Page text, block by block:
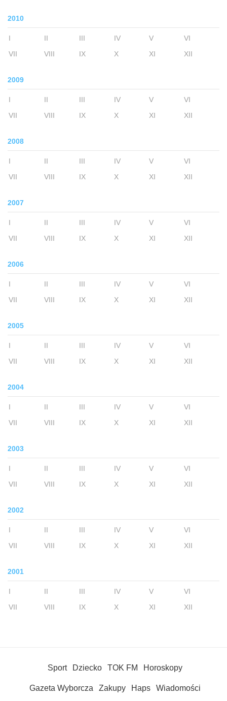
2010
I II III IV V
VI
VII
VIII IX X XI XII
2009
I II III IV V
VI
VII
VIII IX X XI XII
2008
I II III IV V
VI
VII
VIII IX X XI XII
2007
I II III IV V
VI
VII
VIII IX X XI XII
2006
I II III IV V
VI
VII
VIII IX X XI XII
2005
I II III IV V
VI
VII
VIII IX X XI XII
2004
I II III IV V
VI
VII
VIII IX X XI XII
2003
I II III IV V
VI
VII
VIII IX X XI XII
2002
I II III IV V
VI
VII
VIII IX X XI XII
2001
I II III IV V
VI
VII
VIII IX X XI XII
Sport Dziecko TOK FM Horoskopy
Gazeta Wyborcza Zakupy Haps Wiadomości